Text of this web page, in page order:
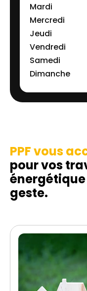
Mardi
Mercredi
Jeudi
Vendredi
Samedi
Dimanche
PPF vous
pour vos
geste.